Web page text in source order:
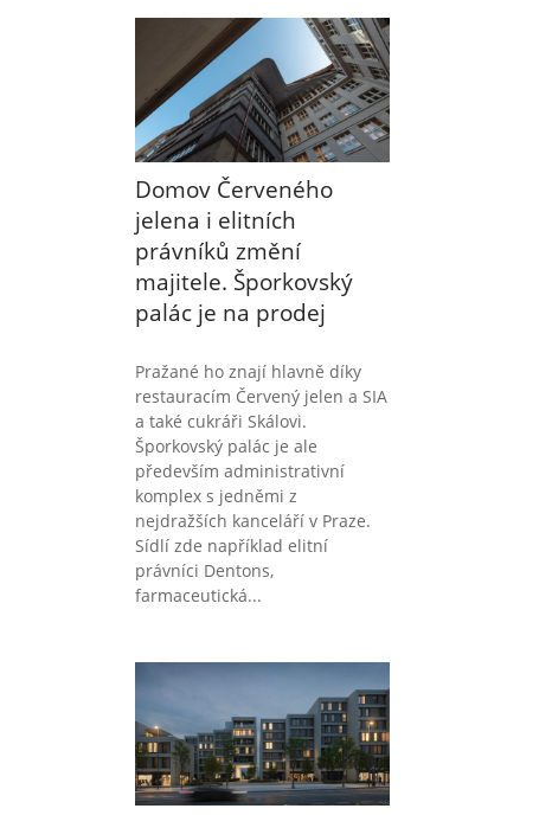
Domov Červeného
jelena i elitních
právníků změní
majitele. Šporkovský
palác je na prodej
Pražané ho znají hlavně díky
restauracím Červený jelen a SIA
a také cukráři Skálovi.
Šporkovský palác je ale
především administrativní
komplex s jedněmi z
nejdražších kanceláří v Praze.
Sídlí zde například elitní
právníci Dentons,
farmaceutická...